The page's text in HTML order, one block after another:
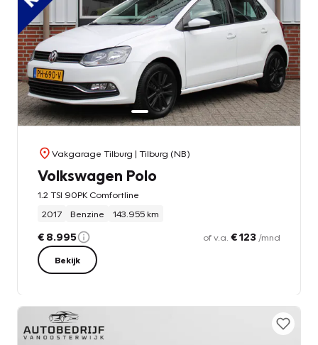
Vakgarage Tilburg | Tilburg (NB)
Volkswagen Polo
1.2 TSI 90PK Comfortline
2017
Benzine 143.955 km
€ 8.995 of v.a. € 123 /mnd
Bekijk